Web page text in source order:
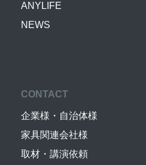
ANYLIFE
NEWS
CONTACT
企業様・自治体様
家具関連会社様
取材・講演依頼